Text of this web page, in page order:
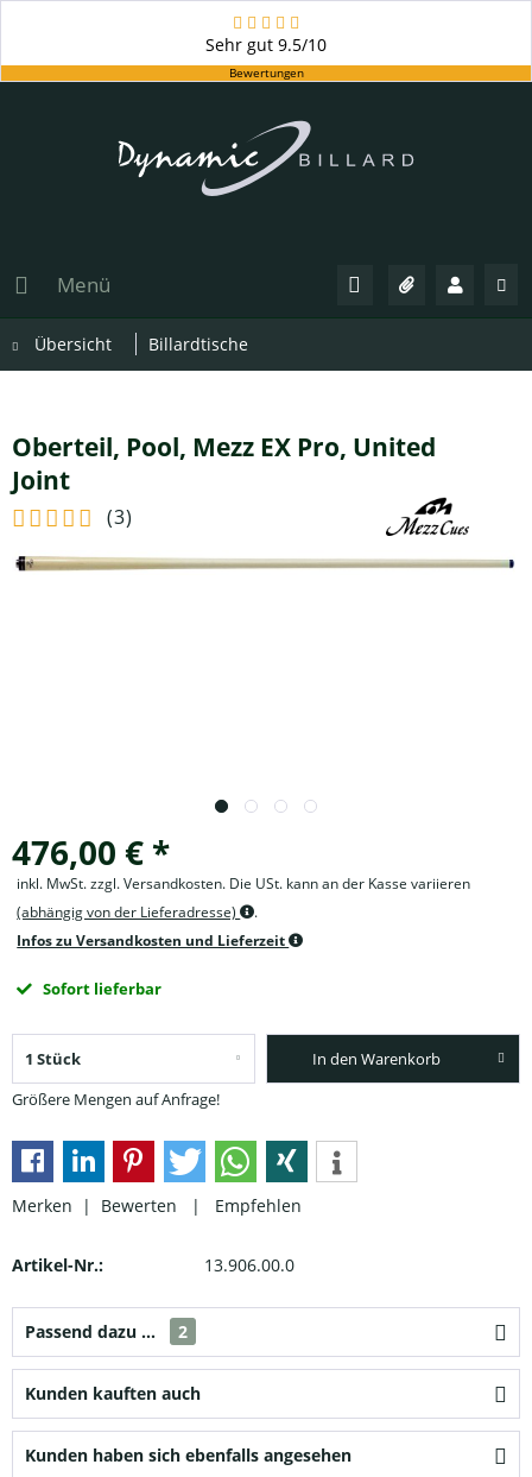
Sehr gut 9.5/10
Bewertungen
Menü
Übersicht Billardtische
Oberteil, Pool, Mezz EX Pro, United
Joint
(3)
476,00 € *
inkl. MwSt. zzgl. Versandkosten. Die USt. kann an der Kasse variieren
(abhängig von der Lieferadresse)
.
Infos zu Versandkosten und Lieferzeit
Sofort lieferbar
Größere Mengen auf Anfrage!
In den Warenkorb
Merken | Bewerten | Empfehlen
Artikel-Nr.: 13.906.00.0
Passend dazu ... 2
Kunden kauften auch
Kunden haben sich ebenfalls angesehen